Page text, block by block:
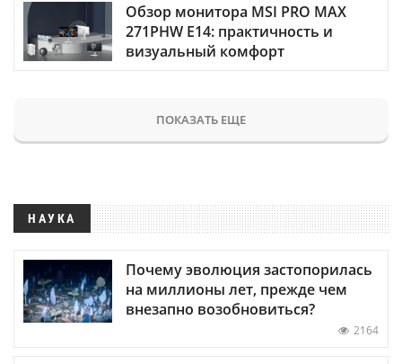
Обзор монитора MSI PRO MAX
271PHW E14: практичность и
визуальный комфорт
ПОКАЗАТЬ ЕЩЕ
НАУКА
Почему эволюция застопорилась
на миллионы лет, прежде чем
внезапно возобновиться?
2164